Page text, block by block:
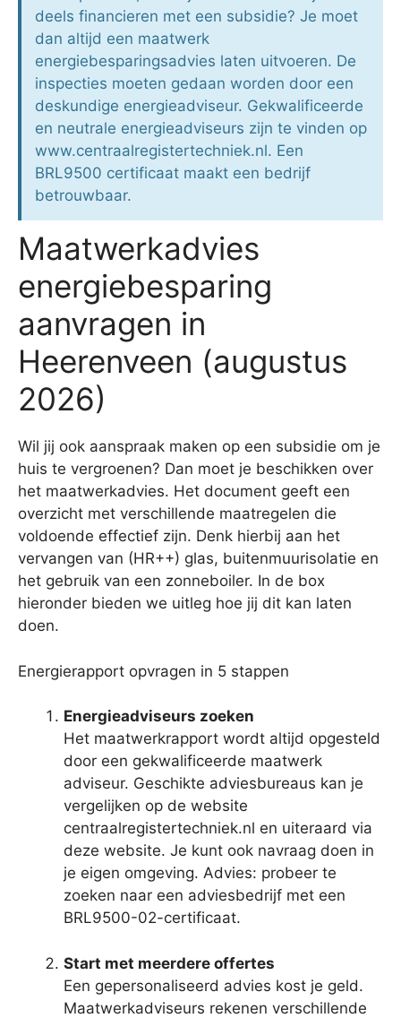
deels financieren met een subsidie? Je moet
dan altijd een maatwerk
energiebesparingsadvies laten uitvoeren. De
inspecties moeten gedaan worden door een
deskundige energieadviseur. Gekwalificeerde
en neutrale energieadviseurs zijn te vinden op
www.centraalregistertechniek.nl. Een
BRL9500 certificaat maakt een bedrijf
betrouwbaar.
Maatwerkadvies
energiebesparing
aanvragen in
Heerenveen (augustus
2026)
Wil jij ook aanspraak maken op een subsidie om je
huis te vergroenen? Dan moet je beschikken over
het maatwerkadvies. Het document geeft een
overzicht met verschillende maatregelen die
voldoende effectief zijn. Denk hierbij aan het
vervangen van (HR++) glas, buitenmuurisolatie en
het gebruik van een zonneboiler. In de box
hieronder bieden we uitleg hoe jij dit kan laten
doen.
Energierapport opvragen in 5 stappen
Energieadviseurs zoeken
Het maatwerkrapport wordt altijd opgesteld
door een gekwalificeerde maatwerk
adviseur. Geschikte adviesbureaus kan je
vergelijken op de website
centraalregistertechniek.nl en uiteraard via
deze website. Je kunt ook navraag doen in
je eigen omgeving. Advies: probeer te
zoeken naar een adviesbedrijf met een
BRL9500-02-certificaat.
Start met meerdere offertes
Een gepersonaliseerd advies kost je geld.
Maatwerkadviseurs rekenen verschillende